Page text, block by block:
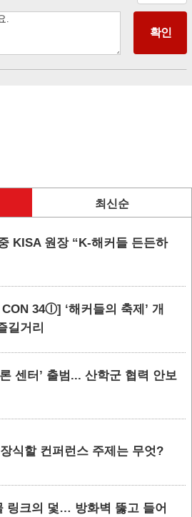
최신순
KISA 원장 “K-해커들 든든하
34ⓛ] ‘해커들의 축제’ 개
길거리
센터’ 출범... 산학군 협력 안보
식할 컨퍼런스 주제는 무엇?
링크의 덫… 방화벽 뚫고 들어